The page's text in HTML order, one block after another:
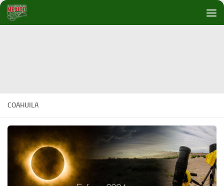
Debajo del contenido
COAHUILA